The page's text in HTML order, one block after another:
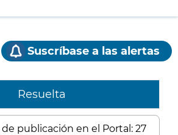
Suscríbase a las alertas
Resuelta
publicación en el Portal: 27